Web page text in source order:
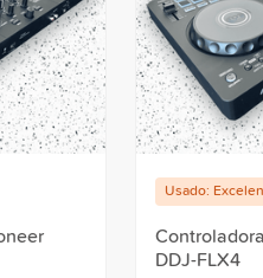
Usado:
DDJ-FLX4